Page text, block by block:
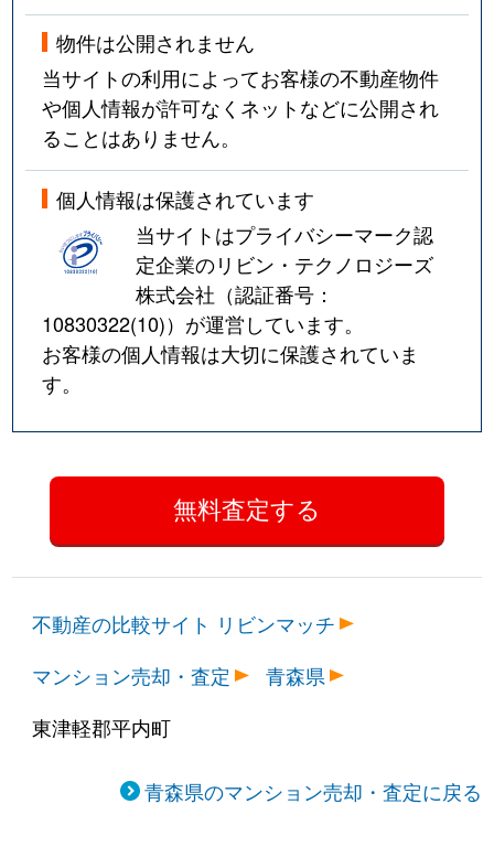
物件は公開されません
当サイトの利用によってお客様の不動産物件
や個人情報が許可なくネットなどに公開され
ることはありません。
個人情報は保護されています
当サイトはプライバシーマーク認
定企業のリビン・テクノロジーズ
株式会社（認証番号：
10830322(10)）が運営しています。
お客様の個人情報は大切に保護されていま
す。
不動産の比較サイト リビンマッチ
マンション売却・査定
青森県
東津軽郡平内町
青森県のマンション売却・査定に戻る